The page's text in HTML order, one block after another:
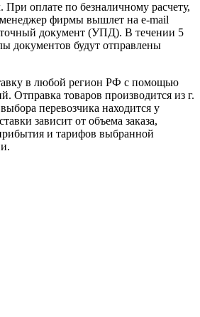
оплате по безналичному расчету,
менеджер фирмы вышлет на e-mail
документ (УПД). В течении 5
документов будут отправлены
в любой регион РФ с помощью
Отправка товаров производится из г.
перевозчика находится у
зависит от объема заказа,
и тарифов выбранной